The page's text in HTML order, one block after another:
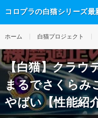
コロプラの白猫シリーズ最
ホーム 白猫プロジェクト
【白猫】クラウ
まるでさくらみ
やばい【性能紹